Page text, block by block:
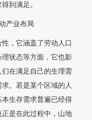
到满足。
产业布局
，它涵盖了劳动人口
状态等方面，它也影
在满足自己的生理需
。若是某个区域的人
生存需求普遍已经得
是在此过程中，山地